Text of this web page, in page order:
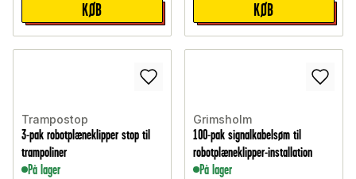
KØB KØB
Trampostop
3-pak robotplæneklipper stop til
trampoliner
På lager
Grimsholm
100-pak signalkabelsøm til
robotplæneklipper-installation
På lager